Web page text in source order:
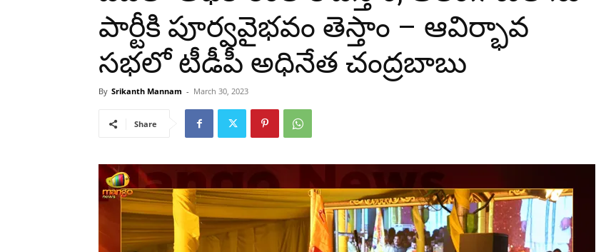
పార్టీకి పూర్వవైభవం తెస్తాం – ఆవిర్భావ
సభలో టీడీపీ అధినేత చంద్రబాబు
By Srikanth Mannam - March 30, 2023
Share